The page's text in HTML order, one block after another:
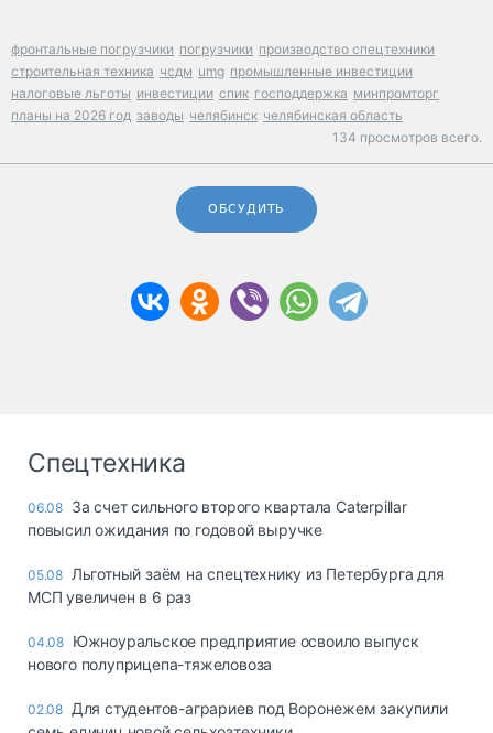
фронтальные погрузчики погрузчики производство спецтехники
строительная техника чсдм umg промышленные инвестиции
налоговые льготы инвестиции спик господдержка минпромторг
планы на 2026 год заводы челябинск челябинская область
134 просмотров всего.
ОБСУДИТЬ
Спецтехника
06.08 За счет сильного второго квартала Caterpillar
повысил ожидания по годовой выручке
05.08 Льготный заём на спецтехнику из Петербурга для
МСП увеличен в 6 раз
04.08 Южноуральское предприятие освоило выпуск
нового полуприцепа-тяжеловоза
02.08 Для студентов-аграриев под Воронежем закупили